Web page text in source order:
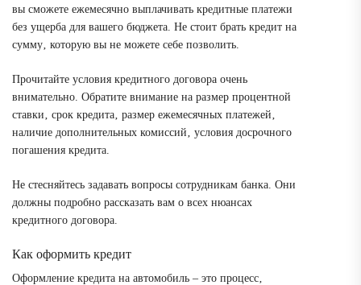
вы сможете ежемесячно выплачивать кредитные платежи
без ущерба для вашего бюджета. Не стоит брать кредит на
сумму‚ которую вы не можете себе позволить.
Прочитайте условия кредитного договора очень
внимательно. Обратите внимание на размер процентной
ставки‚ срок кредита‚ размер ежемесячных платежей‚
наличие дополнительных комиссий‚ условия досрочного
погашения кредита.
Не стесняйтесь задавать вопросы сотрудникам банка. Они
должны подробно рассказать вам о всех нюансах
кредитного договора.
Как оформить кредит
Оформление кредита на автомобиль – это процесс‚